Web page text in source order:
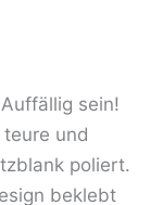
sein!
und
poliert.
beklebt